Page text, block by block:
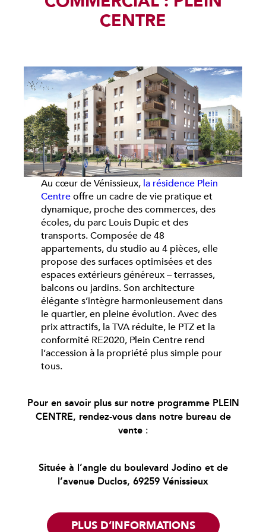
CENTRE
Au cœur de Vénissieux, la résidence Plein
Centreoffre un cadre de vie pratique et
dynamique, proche des commerces, des
écoles, du parc Louis Dupic et des
transports. Composée de 48
appartements, du studio au 4 pièces, elle
propose des surfaces optimisées et des
espaces extérieurs généreux – terrasses,
balcons ou jardins. Son architecture
élégante s’intègre harmonieusement dans
le quartier, en pleine évolution. Avec des
prix attractifs, la TVA réduite, le PTZ et la
conformité RE2020, Plein Centre rend
l’accession à la propriété plus simple pour
tous.
Pour en savoir plus sur notre programme PLEIN
CENTRE, rendez-vous dans notre bureau de
vente :
Située à l’angle du boulevard Jodino et de
l’avenue Duclos, 69259 Vénissieux
PLUS D’INFORMATIONS